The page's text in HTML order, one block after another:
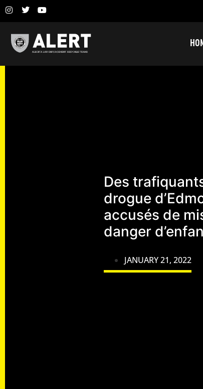
Des
drogue
accusés de
danger
JANUARY 21, 2022